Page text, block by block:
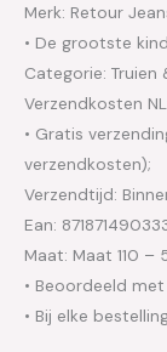
Merk: Retour
• De grootste
Categorie: Truien
Verzendkosten
• Gratis
verzendkosten);
Verzendtijd:
Ean:
Maat: Maat 110 –
• Beoordeeld
• Bij elke